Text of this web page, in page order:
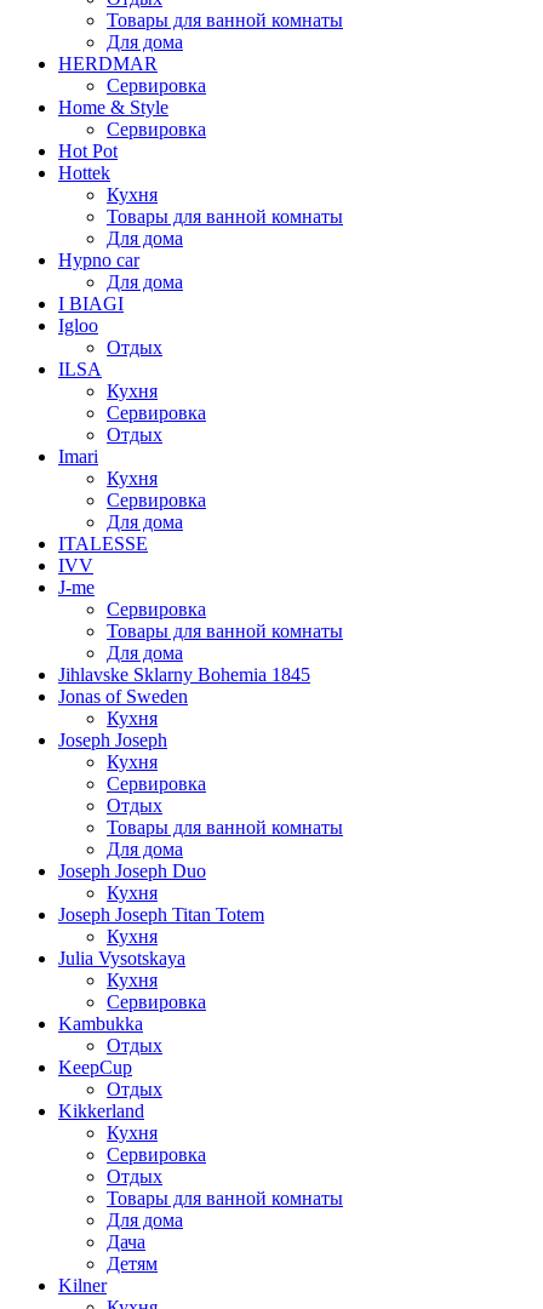
Товары для ванной комнаты
Для дома
HERDMAR
Сервировка
Home & Style
Сервировка
Hot Pot
Hottek
Кухня
Товары для ванной комнаты
Для дома
Hypno car
Для дома
I BIAGI
Igloo
Отдых
ILSA
Кухня
Сервировка
Отдых
Imari
Кухня
Сервировка
Для дома
ITALESSE
IVV
J-me
Сервировка
Товары для ванной комнаты
Для дома
Jihlavske Sklarny Bohemia 1845
Jonas of Sweden
Кухня
Joseph Joseph
Кухня
Сервировка
Отдых
Товары для ванной комнаты
Для дома
Joseph Joseph Duo
Кухня
Joseph Joseph Titan Totem
Кухня
Julia Vysotskaya
Кухня
Сервировка
Kambukka
Отдых
KeepCup
Отдых
Kikkerland
Кухня
Сервировка
Отдых
Товары для ванной комнаты
Для дома
Дача
Детям
Kilner